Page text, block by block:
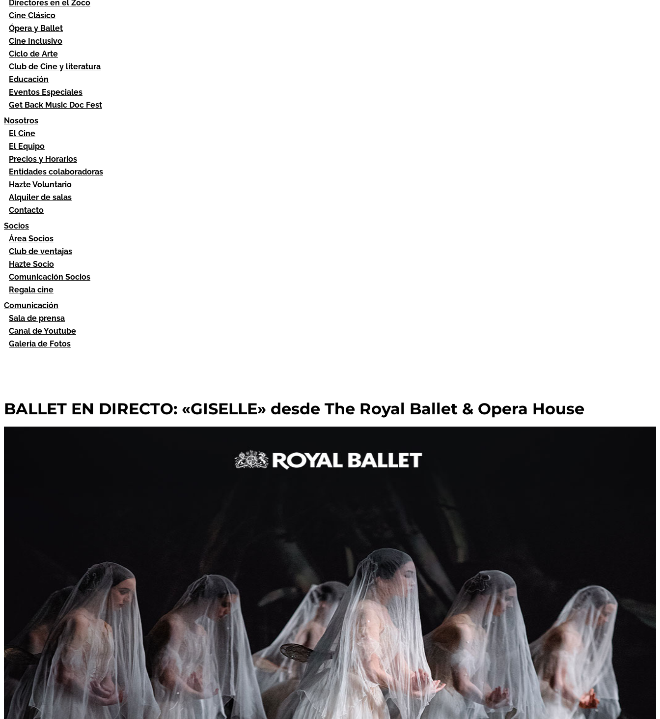
Directores en el Zoco
Cine Clásico
Ópera y Ballet
Cine Inclusivo
Ciclo de Arte
Club de Cine y literatura
Educación
Eventos Especiales
Get Back Music Doc Fest
Nosotros
El Cine
El Equipo
Precios y Horarios
Entidades colaboradoras
Hazte Voluntario
Alquiler de salas
Contacto
Socios
Área Socios
Club de ventajas
Hazte Socio
Comunicación Socios
Regala cine
Comunicación
Sala de prensa
Canal de Youtube
Galeria de Fotos
BALLET EN DIRECTO: «GISELLE» desde The Royal Ballet & Opera House